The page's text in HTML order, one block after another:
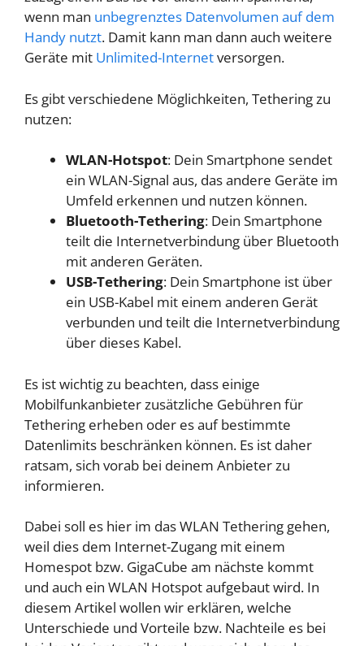
wenn man unbegrenztes Datenvolumen auf dem
Handy nutzt. Damit kann man dann auch weitere
Geräte mit Unlimited-Internetversorgen.
Es gibt verschiedene Möglichkeiten, Tethering zu
nutzen:
WLAN-Hotspot: Dein Smartphone sendet
ein WLAN-Signal aus, das andere Geräte im
Umfeld erkennen und nutzen können.
Bluetooth-Tethering: Dein Smartphone
teilt die Internetverbindung über Bluetooth
mit anderen Geräten.
USB-Tethering: Dein Smartphone ist über
ein USB-Kabel mit einem anderen Gerät
verbunden und teilt die Internetverbindung
über dieses Kabel.
Es ist wichtig zu beachten, dass einige
Mobilfunkanbieter zusätzliche Gebühren für
Tethering erheben oder es auf bestimmte
Datenlimits beschränken können. Es ist daher
ratsam, sich vorab bei deinem Anbieter zu
informieren.
Dabei soll es hier im das WLAN Tethering gehen,
weil dies dem Internet-Zugang mit einem
Homespot bzw. GigaCube am nächste kommt
und auch ein WLAN Hotspot aufgebaut wird. In
diesem Artikel wollen wir erklären, welche
Unterschiede und Vorteile bzw. Nachteile es bei